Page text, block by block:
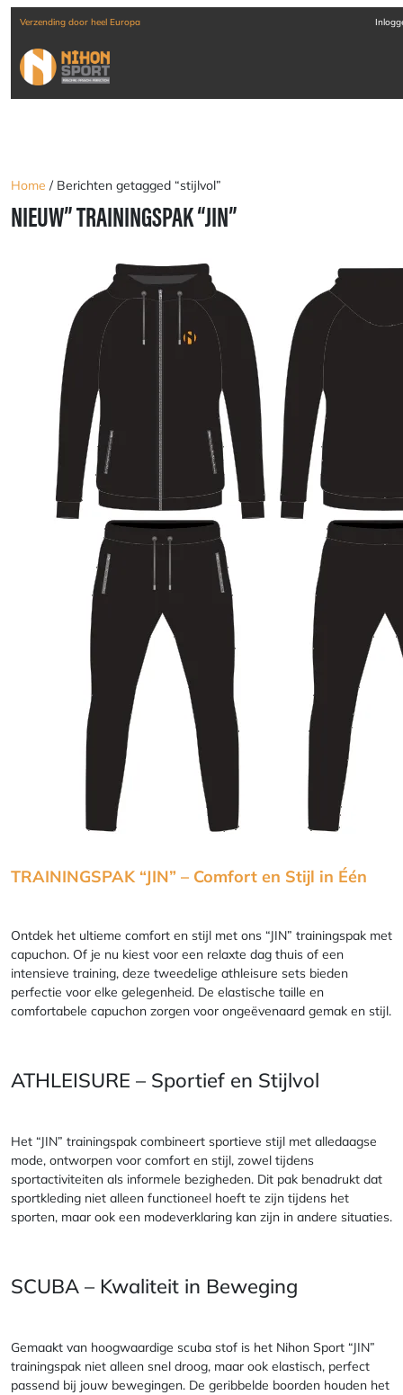
Verzending door heel Europa
Home / Berichten getagged “stijlvol”
NIEUW” TRAININGSPAK “JIN”
TRAININGSPAK “JIN” – Comfort en Stijl in Één
Ontdek het ultieme comfort en stijl met ons “JIN” trainingspak met
capuchon. Of je nu kiest voor een relaxte dag thuis of een
intensieve training, deze tweedelige athleisure sets bieden
perfectie voor elke gelegenheid. De elastische taille en
comfortabele capuchon zorgen voor ongeëvenaard gemak en stijl.
ATHLEISURE – Sportief en Stijlvol
Het “JIN” trainingspak combineert sportieve stijl met alledaagse
mode, ontworpen voor comfort en stijl, zowel tijdens
sportactiviteiten als informele bezigheden. Dit pak benadrukt dat
sportkleding niet alleen functioneel hoeft te zijn tijdens het
sporten, maar ook een modeverklaring kan zijn in andere situaties.
SCUBA – Kwaliteit in Beweging
Gemaakt van hoogwaardige scuba stof is het Nihon Sport “JIN”
trainingspak niet alleen snel droog, maar ook elastisch, perfect
passend bij jouw bewegingen. De geribbelde boorden houden het